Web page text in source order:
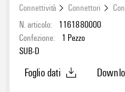
Disponibile resistenza
Connettività Connettori
N. articolo:
1161880000
Confezione:
1 Pezzo
SUB-D
Foglio dati